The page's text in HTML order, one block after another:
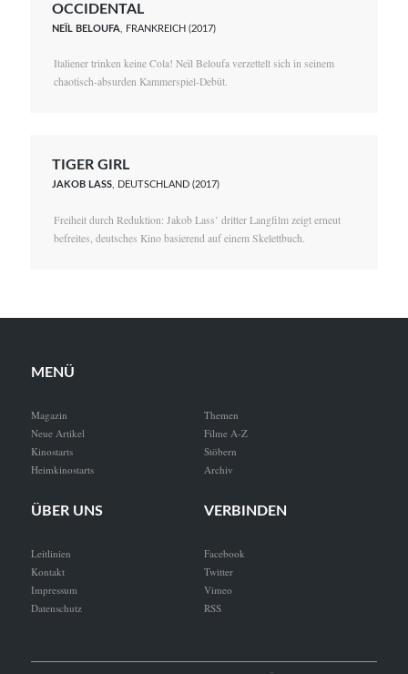
OCCIDENTAL
NEÏL BELOUFA , FRANKREICH (2017)
Italiener trinken keine Cola! Neïl Beloufa verzettelt sich in seinem
chaotisch-absurden Kammerspiel-Debüt.
TIGER GIRL
JAKOB LASS, DEUTSCHLAND (2017)
Freiheit durch Reduktion: Jakob Lass’ dritter Langfilm zeigt erneut
befreites, deutsches Kino basierend auf einem Skelettbuch.
MENÜ
Magazin
Neue Artikel
Kinostarts
Heimkinostarts
Themen
Filme A-Z
Stöbern
Archiv
ÜBER UNS
Leitlinien
Kontakt
Impressum
Datenschutz
VERBINDEN
Facebook
Twitter
Vimeo
RSS